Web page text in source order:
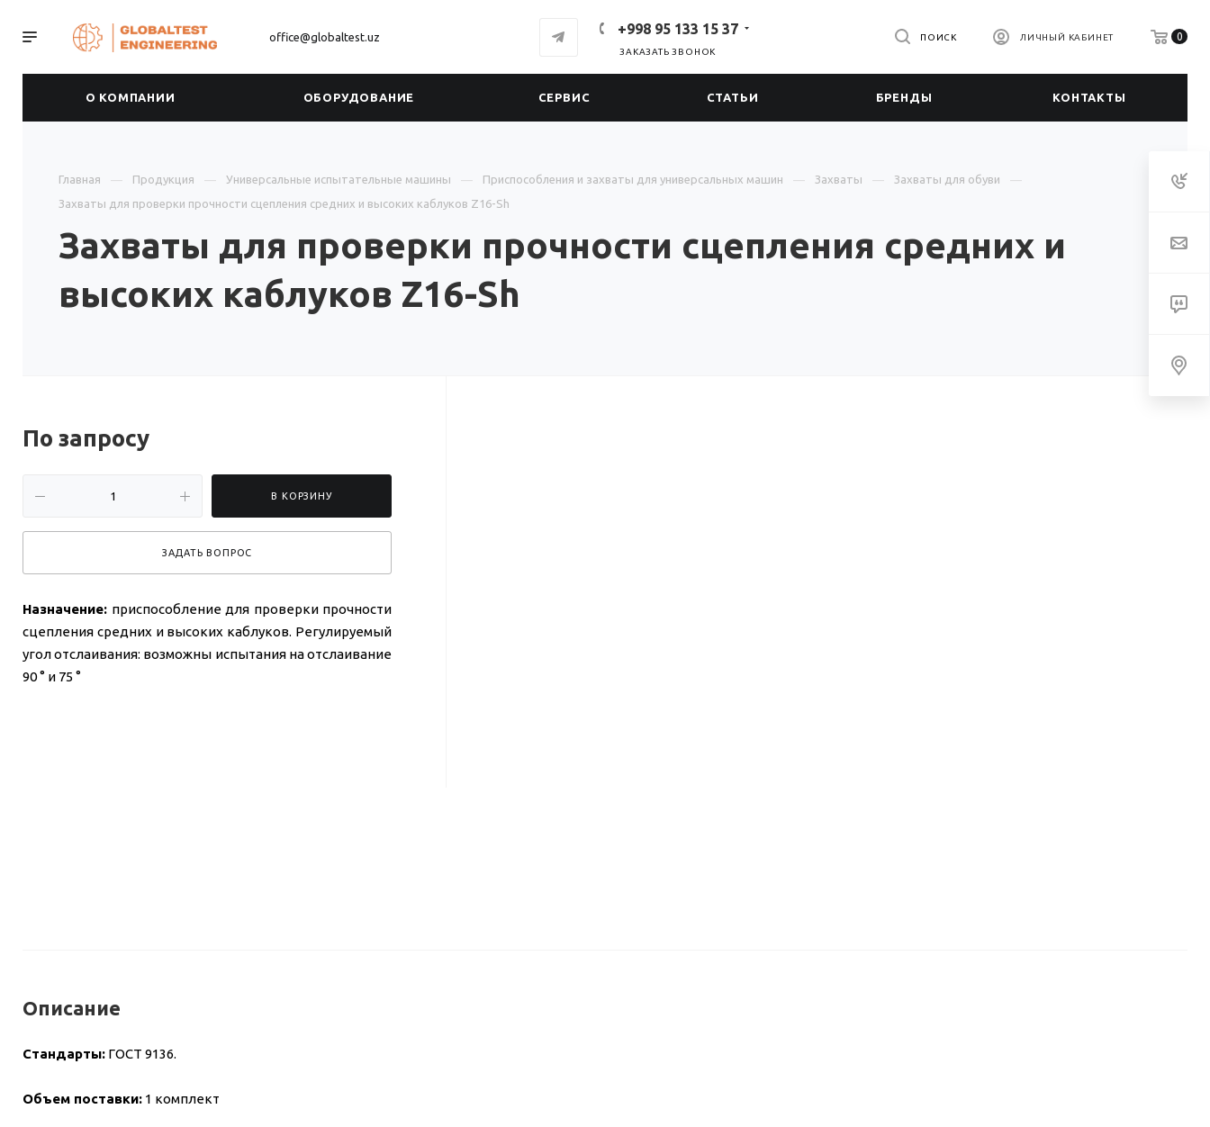
office@globaltest.uz +998 95 133 15 37
ЗАКАЗАТЬ ЗВОНОК
0
ЛИЧНЫЙ КАБИНЕТ
ПОИСК
О КОМПАНИИ ОБОРУДОВАНИЕ СЕРВИС СТАТЬИ БРЕНДЫ КОНТАКТЫ
Главная Продукция Универсальные испытательные машины Приспособления и захваты для универсальных машин Захваты
Захваты для обуви
Захваты для проверки прочности сцепления средних и высоких каблуков Z16-Sh
Захваты для проверки прочности сцепления средних и
высоких каблуков Z16-Sh
По запросу
В КОРЗИНУ
ЗАДАТЬ ВОПРОС
Назначение: приспособление для проверки прочности
сцепления средних и высоких каблуков. Регулируемый
угол отслаивания: возможны испытания на отслаивание
90 ° и 75 °
Описание
Стандарты: ГОСТ 9136.
Объем поставки: 1 комплект